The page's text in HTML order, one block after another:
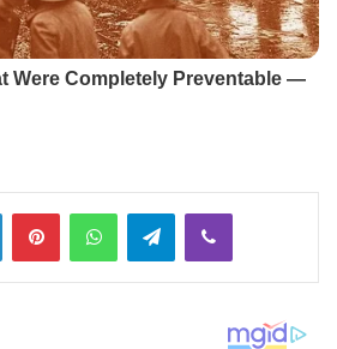
LinkedInPinterestWhatsAppTelegramViber